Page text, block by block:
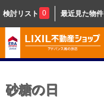
検討リスト 0 最近見た物件
砂糖の日